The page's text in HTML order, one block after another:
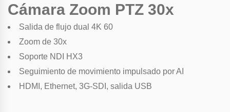
Cámara Zoom PTZ 30x
Salida de flujo dual 4K 60
Zoom de 30x
Soporte NDI HX3
Seguimiento de movimiento impulsado por AI
HDMI, Ethernet, 3G-SDI, salida USB